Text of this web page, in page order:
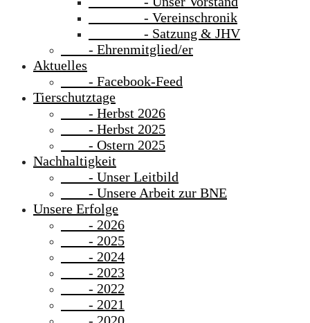
- Vereinschronik
- Satzung & JHV
- Ehrenmitglied/er
Aktuelles
- Facebook-Feed
Tierschutztage
- Herbst 2026
- Herbst 2025
- Ostern 2025
Nachhaltigkeit
- Unser Leitbild
- Unsere Arbeit zur BNE
Unsere Erfolge
- 2026
- 2025
- 2024
- 2023
- 2022
- 2021